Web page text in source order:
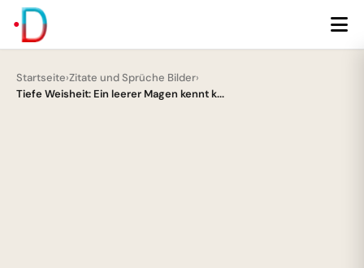
Startseite›Zitate und Sprüche Bilder›
Tiefe Weisheit: Ein leerer Magen kennt k...